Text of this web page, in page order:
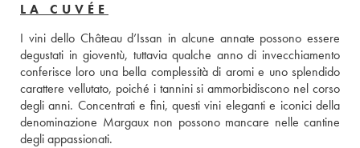
LA CUVÉE
I vini dello Château d’Issan in alcune annate possono essere
degustati in gioventù, tuttavia qualche anno di invecchiamento
conferisce loro una bella complessità di aromi e uno splendido
carattere vellutato, poiché i tannini si ammorbidiscono nel corso
degli anni. Concentrati e fini, questi vini eleganti e iconici della
denominazione Margaux non possono mancare nelle cantine
degli appassionati.